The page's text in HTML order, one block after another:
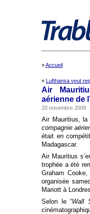
»Accueil
« Lufthansa veut
Air
aérienne de
20 novembre 2009
Air Mauritius, la
compagnie
était en
Madagascar.
Air Mauritius
trophée a été
Graham
organisée
Mariott à
Selon le “Wall